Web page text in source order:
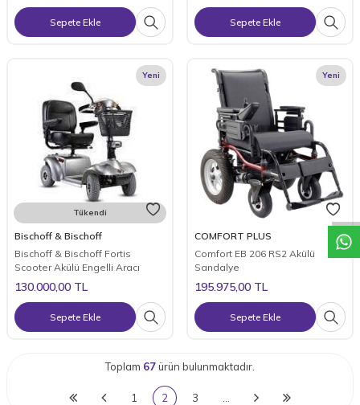
W
h
a
t
a
p
p
D
e
s
t
e
H
a
t
t
Sepete Ekle Sepete Ekle
Yeni
Tükendi
Bischoff & Bischoff
Bischoff & Bischoff Fortis
Scooter Akülü Engelli Aracı
130.000,00 TL
Sepete Ekle
Yeni
COMFORT PLUS
Comfort EB 206 RS2 Akülü
Sandalye
195.975,00 TL
Sepete Ekle
Toplam 67ürün bulunmaktadır.
1 2 3